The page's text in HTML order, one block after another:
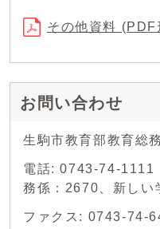
その他資料
お問い合わせ
生駒市教育部教育総
電話: 0743-74-
務係：2670、新しい
ファクス: 0743-74-